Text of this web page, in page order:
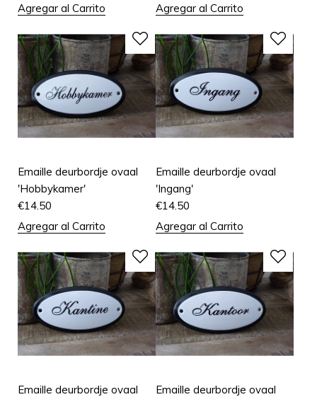
Agregar al Carrito
Agregar al Carrito
Emaille deurbordje ovaal
'Hobbykamer'
€14.50
Agregar al Carrito
Emaille deurbordje ovaal
'Ingang'
€14.50
Agregar al Carrito
Emaille deurbordje ovaal Emaille deurbordje ovaal